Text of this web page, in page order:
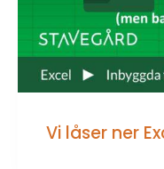
Vi låser ner